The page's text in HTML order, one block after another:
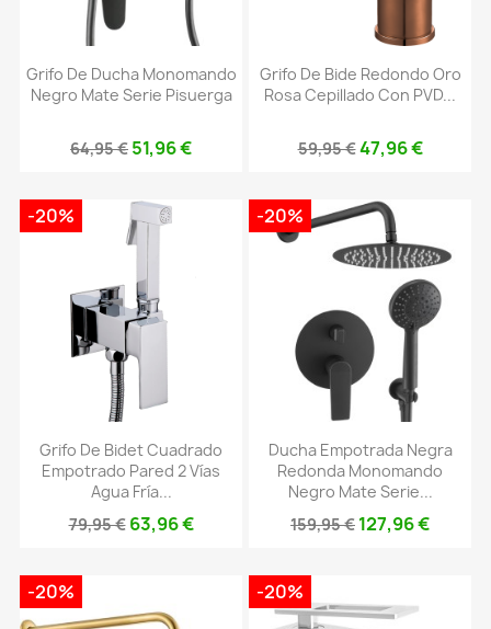
Grifo De Ducha Monomando
Negro Mate Serie Pisuerga
64,95 € 51,96 €
Grifo De Bide Redondo Oro
Rosa Cepillado Con PVD...
59,95 €47,96 €
Grifo De Bidet Cuadrado
Empotrado Pared 2 Vías
Agua Fría...
79,95 € 63,96 €
-20%
Ducha Empotrada Negra
Redonda Monomando
Negro Mate Serie...
159,95 € 127,96 €
-20%
-20% -20%